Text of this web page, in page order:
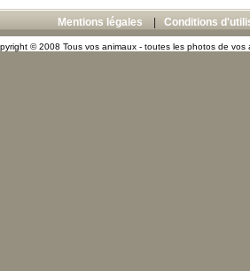
Mentions légales Conditions
© 2008 Tous vos animaux - toutes les photos de vos